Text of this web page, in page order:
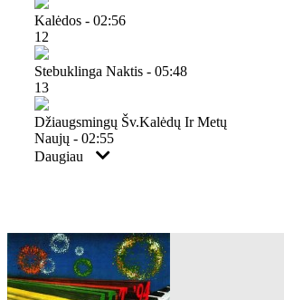
Kalėdos - 02:56
12
Stebuklinga Naktis - 05:48
13
Džiaugsmingų Šv.kalėdų Ir Metų
Naujų - 02:55
Daugiau